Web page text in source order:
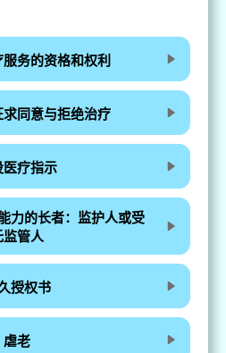
务的资格和权利
求同意与拒绝治疗
医疗指示
力的长者：监护人或受
监管人
授权书
虐老